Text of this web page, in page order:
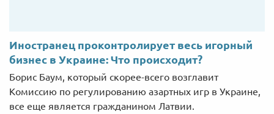
Иностранец проконтролирует весь игорный
бизнес в Украине: Что происходит?
Борис Баум, который скорее-всего возглавит
Комиссию по регулированию азартных игр в Украине,
все еще является гражданином Латвии.